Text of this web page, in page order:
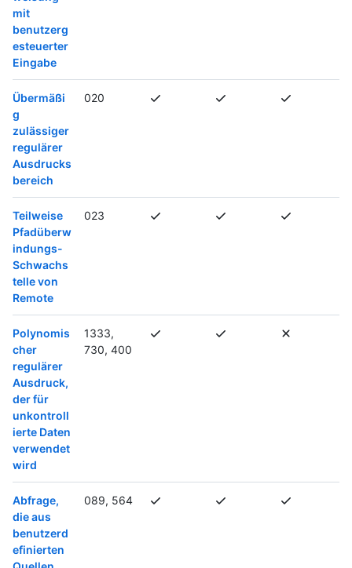
mit
benutzerg
esteuerter
Eingabe
Übermäßi
g
zulässiger
regulärer
Ausdrucks
bereich
020
Teilweise
Pfadüberw
indungs-
Schwachs
telle von
Remote
023
Polynomis
cher
regulärer
Ausdruck,
der für
unkontroll
ierte Daten
verwendet
wird
1333,
730, 400
Abfrage,
die aus
benutzerd
efinierten
089, 564